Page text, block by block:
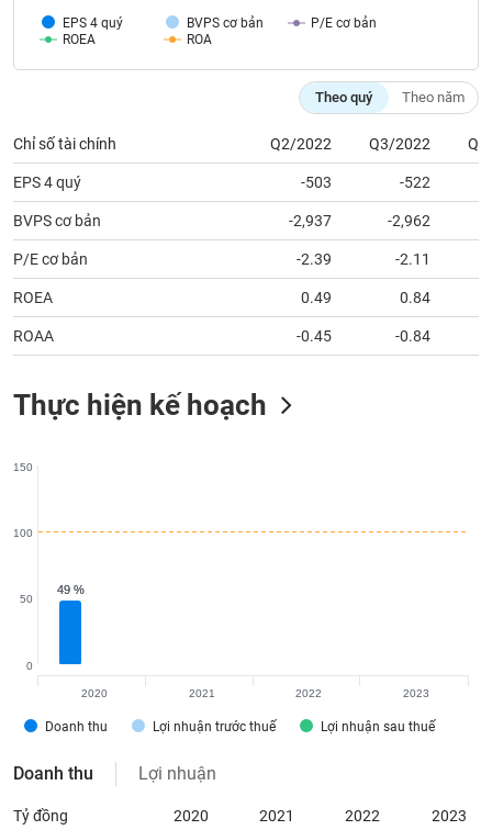
EPS 4 quý BVPS cơ bản
P/E cơ bản
ROEA
ROA
Theo quý Theo năm
Chỉ số tài chính Q2/2022 Q3/2022
EPS 4 quý -503 -522
BVPS cơ bản -2,937 -2,962
P/E cơ bản -2.39 -2.11
ROEA 0.49 0.84
ROAA -0.45 -0.84
Thực hiện kế hoạch
49 %
49 %
Doanh thu Lợi nhuận trước thuế Lợi nhuận sau thuế
0
50
100
150
2020 2021 2022 2023
Doanh thu Lợi nhuận
Tỷ đồng 2020 2021 2022
2023